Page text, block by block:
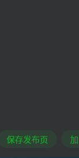
保存发布页